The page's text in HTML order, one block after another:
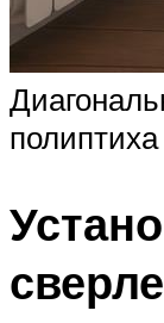
полиптиха